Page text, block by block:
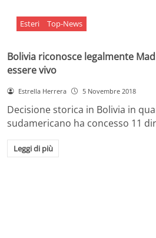
Esteri Top-News
Bolivia riconosce legalmente
essere vivo
Estrella Herrera 5 Novembre 2018
Decisione storica in Bolivia in
sudamericano ha concesso 11
Leggi di più